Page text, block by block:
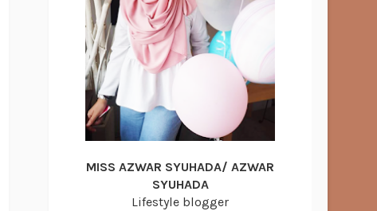
MISS AZWAR SYUHADA/ AZWAR
SYUHADA
Lifestyle blogger